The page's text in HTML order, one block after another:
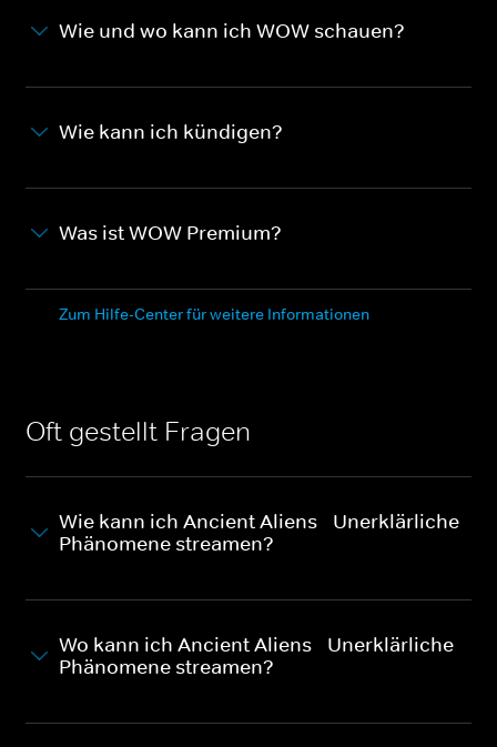
Wie und wo kann ich WOW schauen?
Wie kann ich kündigen?
Was ist WOW Premium?
Zum Hilfe-Center für weitere Informationen
Oft gestellt Fragen
Wie kann ich Ancient Aliens - Unerklärliche
Phänomene streamen?
Wo kann ich Ancient Aliens - Unerklärliche
Phänomene streamen?